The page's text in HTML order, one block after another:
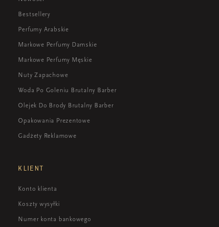
Bestsellery
Perfumy Arabskie
Markowe Perfumy Damskie
Markowe Perfumy Męskie
Nuty Zapachowe
Woda Po Goleniu Brutalny Barber
Olejek Do Brody Brutalny Barber
Opakowania Prezentowe
Gadżety Reklamowe
KLIENT
Konto klienta
Koszty wysyłki
Numer konta bankowego